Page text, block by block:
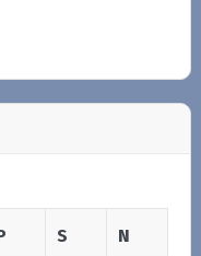
S N